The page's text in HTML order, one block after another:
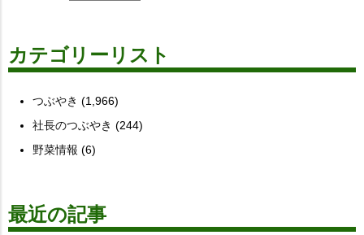
カテゴリーリスト
つぶやき (1,966)
社長のつぶやき (244)
野菜情報 (6)
最近の記事